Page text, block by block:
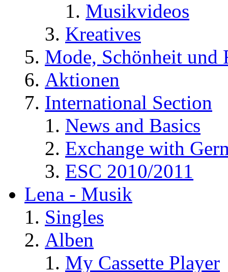
Musikvideos
Kreatives
Mode, Schönheit und
Aktionen
International Section
News and Basics
Exchange with
ESC 2010/2011
Lena - Musik
Singles
Alben
My Cassette Player